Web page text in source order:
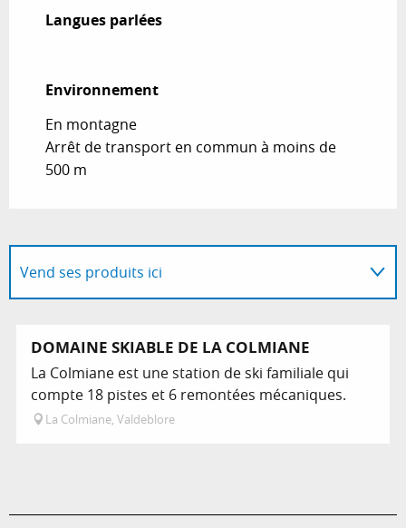
Langues parlées
Langues parlées
Environnement
Environnement
En montagne
Arrêt de transport en commun à moins de
500 m
Vend ses produits ici
DOMAINE SKIABLE DE LA COLMIANE
La Colmiane est une station de ski familiale qui
compte 18 pistes et 6 remontées mécaniques.
La Colmiane, Valdeblore